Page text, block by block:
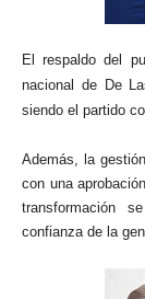
El respaldo del
nacional de De
siendo el partido
Además, la
con una
transformación
confianza de la